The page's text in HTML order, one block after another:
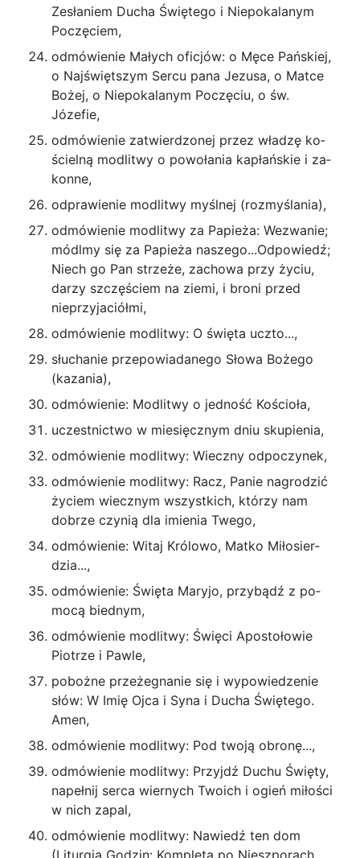
Zesłaniem Ducha Świętego i Niepokalanym
Poczęciem,
odmówienie Małych oficjów: o Męce Pańskiej,
o Najświętszym Sercu pana Jezusa, o Matce
Bo­żej, o Niepokalanym Poczęciu, o św.
Józefie,
odmówienie zatwierdzonej przez władzę ko­
ścielną modlitwy o powołania kapłańskie i za­
konne,
odprawienie modlitwy myślnej (rozmyślania),
odmówienie modlitwy za Papieża: Wezwanie;
módlmy się za Papieża naszego...Odpowiedź;
Niech go Pan strzeże, zachowa przy życiu,
darzy szczęściem na ziemi, i broni przed
nieprzyjaciółmi,
odmówienie modlitwy: O święta uczto...,
słuchanie przepowiadanego Słowa Bożego
(ka­zania),
odmówienie: Modlitwy o jedność Kościoła,
uczestnictwo w miesięcznym dniu skupienia,
odmówienie modlitwy: Wieczny odpoczynek,
odmówienie modlitwy: Racz, Panie nagrodzić
życiem wiecznym wszystkich, którzy nam
dobrze czynią dla imienia Twego,
odmówienie: Witaj Królowo, Matko Miłosier­
dzia...,
odmówienie: Święta Maryjo, przybądź z po­
mocą biednym,
odmówienie modlitwy: Święci Apostołowie
Pio­trze i Pawle,
pobożne przeżegnanie się i wypowiedzenie
słów: W Imię Ojca i Syna i Ducha Świętego.
Amen,
odmówienie modlitwy: Pod twoją obronę...,
odmówienie modlitwy: Przyjdź Duchu Święty,
napełnij serca wiernych Twoich i ogień miłości
w nich zapal,
odmówienie modlitwy: Nawiedź ten dom